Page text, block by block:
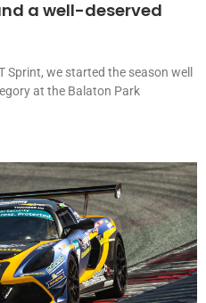
a well-deserved
we started the season well
at the Balaton Park